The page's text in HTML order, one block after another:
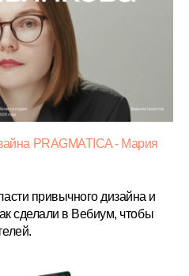
PRAGMATICA - Мария
привычного дизайна и
сделали в Вебиум, чтобы